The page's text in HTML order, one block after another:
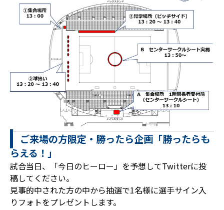
ご来場の方限定・勝ったら企画「勝ったらも
らえる！」
試合当日、「今日のヒーロー」を予想してTwitterに投
稿してください。
見事的中された方の中から抽選で1名様に選手サイン入
りフォトをプレゼントします。